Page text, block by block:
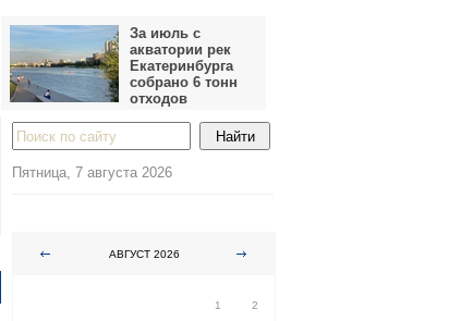
За июль с
акватории рек
Екатеринбурга
собрано 6 тонн
отходов
Пятница, 7 августа 2026
АВГУСТ 2026
1
2